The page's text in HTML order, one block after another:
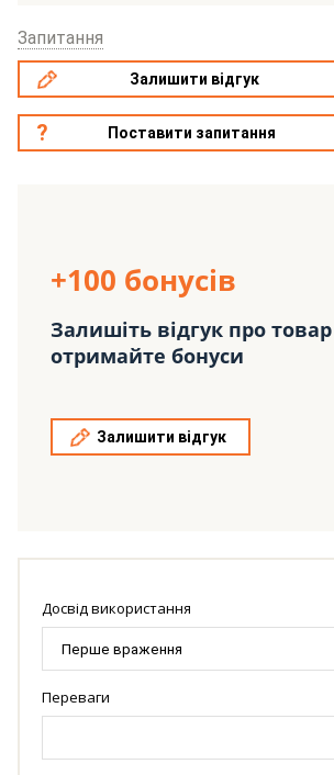
Запитання
Залишити відгук
Поставити запитання
+100 бонусів
Залишіть відгук про товар
отримайте бонуси
Залишити відгук
Досвід використання
Переваги